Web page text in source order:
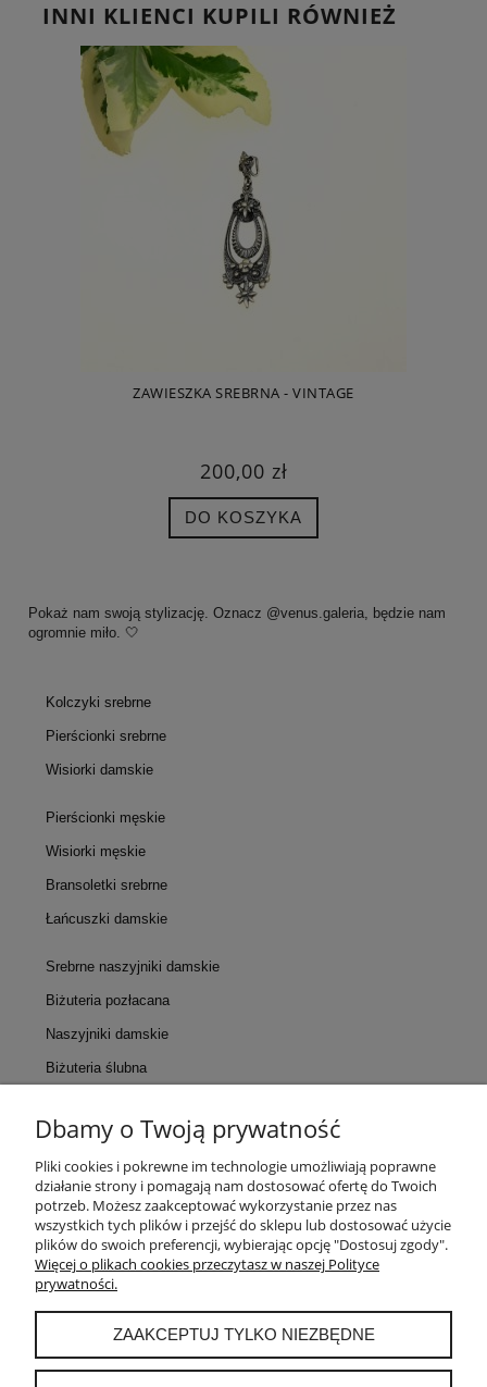
INNI KLIENCI KUPILI RÓWNIEŻ
ZAWIESZKA SREBRNA - VINTAGE
200,00 zł
DO KOSZYKA
Pokaż nam swoją stylizację. Oznacz @venus.galeria, będzie nam
ogromnie miło. 🤍
Kolczyki srebrne
Pierścionki srebrne
Wisiorki damskie
Pierścionki męskie
Wisiorki męskie
Bransoletki srebrne
Łańcuszki damskie
Srebrne naszyjniki damskie
Biżuteria pozłacana
Naszyjniki damskie
Biżuteria ślubna
KONTAKT
POMOC
MOJE KONTO
PŁATNOŚCI I DOSTAWA
INFORMACJE
Dbamy o Twoją prywatność
Pliki cookies i pokrewne im technologie umożliwiają poprawne
działanie strony i pomagają nam dostosować ofertę do Twoich
potrzeb. Możesz zaakceptować wykorzystanie przez nas
wszystkich tych plików i przejść do sklepu lub dostosować użycie
plików do swoich preferencji, wybierając opcję "Dostosuj zgody".
Więcej o plikach cookies przeczytasz w naszej Polityce
prywatności.
ZAAKCEPTUJ TYLKO NIEZBĘDNE